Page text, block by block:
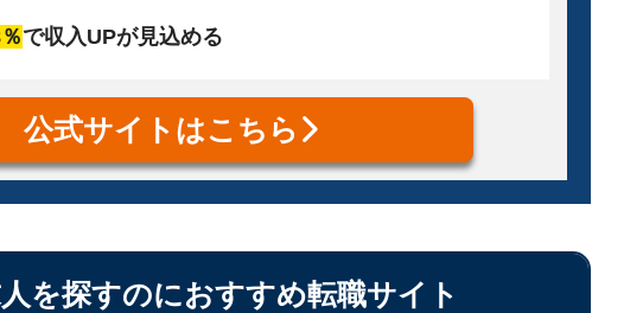
で収入UPが見込める
公式サイトはこちら
を探すのにおすすめ転職サイト